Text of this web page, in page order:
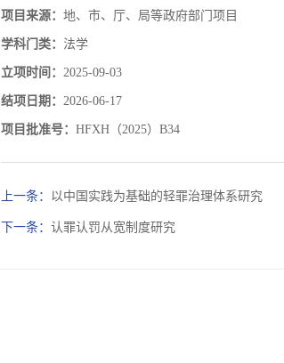
项目来源： 地、市、厅、局等政府部门项目
学科门类： 法学
立项时间： 2025-09-03
结项日期： 2026-06-17
项目批准号： HFXH（2025）B34
上一条： 以中国实践为基础的轻罪治理体系研究
下一条： 认罪认罚从宽制度研究